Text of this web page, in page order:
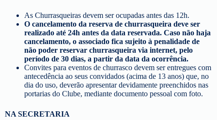
As Churrasqueiras devem ser ocupadas antes das 12h.
O cancelamento da reserva de churrasqueira deve ser
realizado até 24h antes da data reservada. Caso não haja
cancelamento, o associado fica sujeito à penalidade de
não poder reservar churrasqueira via internet, pelo
período de 30 dias, a partir da data da ocorrência.
Convites para eventos de churrasco devem ser entregues com
antecedência ao seus convidados (acima de 13 anos) que, no
dia do uso, deverão apresentar devidamente preenchidos nas
portarias do Clube, mediante documento pessoal com foto.
NA SECRETARIA